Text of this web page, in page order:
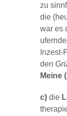
zu
die
war es
Inzest-
den
Meine
c) die